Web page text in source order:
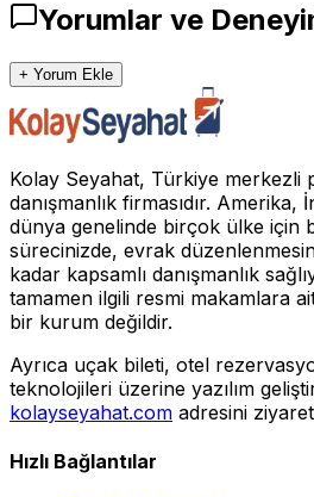
Yorumlar ve
+ Yorum Ekle
Kolay Seyahat, Türkiye merkezli
danışmanlık firmasıdır.
dünya genelinde birçok ülke için
sürecinizde, evrak
kadar kapsamlı danışmanlık
tamamen ilgili resmi makamlara
bir kurum değildir.
Ayrıca uçak bileti, otel
teknolojileri üzerine yazılım
kolayseyahat.com adresini
Hızlı Bağlantılar